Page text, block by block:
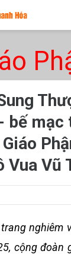
bế mạc
Vua Vũ
nghiêm
cộng đoàn